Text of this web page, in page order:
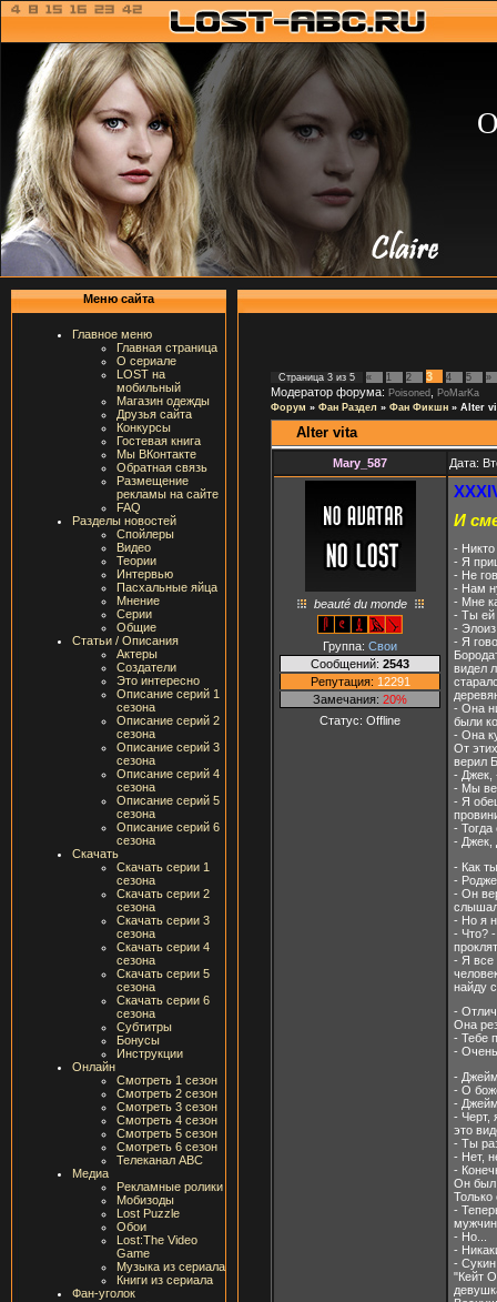
Меню сайта
Главное меню
Главная страница
О сериале
LOST на
мобильный
Магазин одежды
Друзья сайта
Конкурсы
Гостевая книга
Мы ВКонтакте
Обратная связь
Размещение
рекламы на сайте
FAQ
Разделы новостей
Спойлеры
Видео
Теории
Интервью
Пасхальные яйца
Мнение
Серии
Общие
Статьи / Описания
Актеры
Создатели
Это интересно
Описание серий 1
сезона
Описание серий 2
сезона
Описание серий 3
сезона
Описание серий 4
сезона
Описание серий 5
сезона
Описание серий 6
сезона
Скачать
Скачать серии 1
сезона
Скачать серии 2
сезона
Скачать серии 3
сезона
Скачать серии 4
сезона
Скачать серии 5
сезона
Скачать серии 6
сезона
Субтитры
Бонусы
Инструкции
Онлайн
Смотреть 1 сезон
Смотреть 2 сезон
Смотреть 3 сезон
Смотреть 4 сезон
Смотреть 5 сезон
Смотреть 6 сезон
Телеканал ABC
Медиа
Рекламные ролики
Мобизоды
Lost Puzzle
Обои
Lost:The Video
Game
Музыка из сериала
Книги из сериала
Фан-уголок
Страница 3 из 5 « 1 2 3 4 5 »
Модератор форума: Poisoned
PoMarKa
Форум » Фан Раздел » Фан Фикшн » Alter
Alter vita
Mary_587 Дата:
beauté du monde
Группа: Свои
Сообщений: 2543
Репутация: 12291
Замечания: 20%
Статус: Offline
И
-
- Я
- Не
- Нам
- Мне
- Ты ей
-
- Я
видел
- Она
были
- Она
От
верил
- Джек,
- Мы
- Я
- Тогда
- Джек,
- Как
-
- Он
- Но я
- Что?
- Я все
найду
-
Она
- Тебе
-
-
- О
-
- Черт,
это
- Ты
- Нет,
-
Он был
Только
-
- Но...
-
-
"Кейт